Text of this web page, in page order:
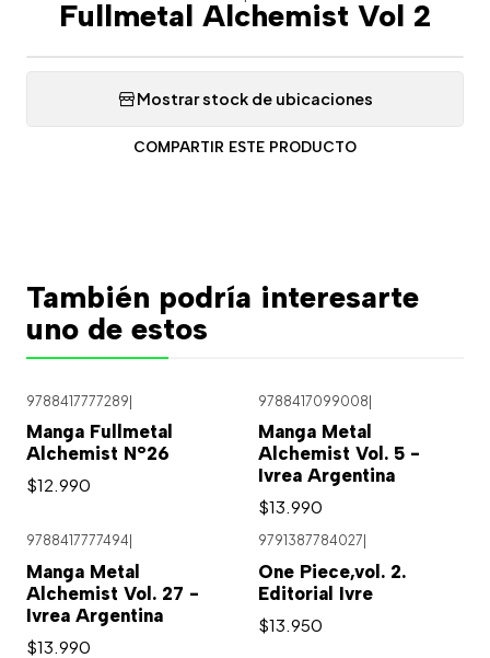
Fullmetal Alchemist Vol 2
Mostrar stock de ubicaciones
COMPARTIR ESTE PRODUCTO
También podría interesarte
uno de estos
9788417777289
Manga Fullmetal
Alchemist N°26
$12.990
9788417099008
Manga Metal
Alchemist Vol. 5 -
Ivrea Argentina
$13.990
9788417777494
Manga Metal
Alchemist Vol. 27 -
Ivrea Argentina
$13.990
9791387784027
One Piece,vol. 2.
Editorial Ivre
$13.950